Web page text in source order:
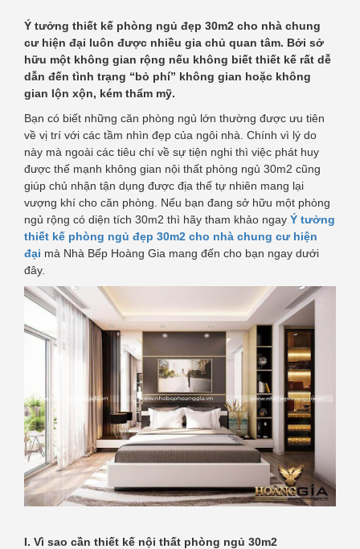
Ý tưởng thiết kế phòng ngủ đẹp 30m2 cho nhà chung
cư hiện đại luôn được nhiều gia chủ quan tâm. Bởi sở
hữu một không gian rộng nếu không biết thiết kế rất dễ
dẫn đến tình trạng “bỏ phí” không gian hoặc không
gian lộn xộn, kém thẩm mỹ.
Bạn có biết những căn phòng ngủ lớn thường được ưu tiên
về vị trí với các tầm nhìn đẹp của ngôi nhà. Chính vì lý do
này mà ngoài các tiêu chí về sự tiện nghi thì việc phát huy
được thế mạnh không gian nội thất phòng ngủ 30m2 cũng
giúp chủ nhận tận dụng được địa thế tự nhiên mang lại
vượng khí cho căn phòng. Nếu bạn đang sở hữu một phòng
ngủ rộng có diện tích 30m2 thì hãy tham khảo ngay Ý tưởng
thiết kế phòng ngủ đẹp 30m2 cho nhà chung cư hiện
đại mà Nhà Bếp Hoàng Gia mang đến cho bạn ngay dưới
đây.
I. Vì sao cần thiết kế nội thất phòng ngủ 30m2